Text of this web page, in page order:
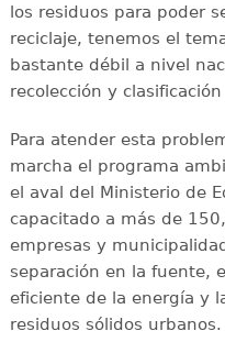
los residuos para poder
reciclaje, tenemos el
bastante débil a nivel
recolección y
Para atender esta
marcha el programa
el aval del Ministerio de
capacitado a más de
empresas y
separación en la fuente,
eficiente de la energía y
residuos sólidos urbanos.